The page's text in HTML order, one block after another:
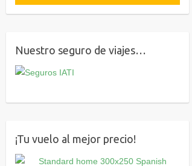
Nuestro seguro de viajes…
¡Tu vuelo al mejor precio!